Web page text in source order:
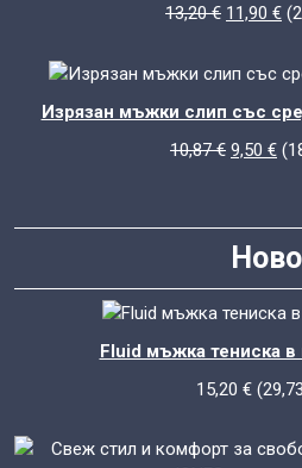
13,20€ Original
11,90 € (
Изрязан мъжки слип със
10,87€ Original
10,87 €.
9,50 € (
Ново
Fluid мъжка тениска в
15,20 € (29,73